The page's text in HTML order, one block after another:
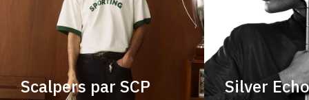
Scalpers par SCP Silver Echo